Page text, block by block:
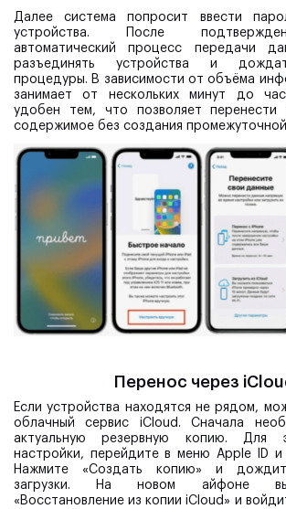
Далее система попросит ввести
устройства. После
автоматический процесс передачи
разъединять устройства и
процедуры. В зависимости от объёма
занимает от нескольких минут до
удобен тем, что позволяет перенести
содержимое без создания
Перенос через
Если устройства находятся не рядом,
облачный сервис iCloud. Сначала
актуальную резервную копию. Для
настройки, перейдите в меню Apple ID и
Нажмите «Создать копию» и
загрузки. На новом айфоне
«Восстановление из копии iCloud» и